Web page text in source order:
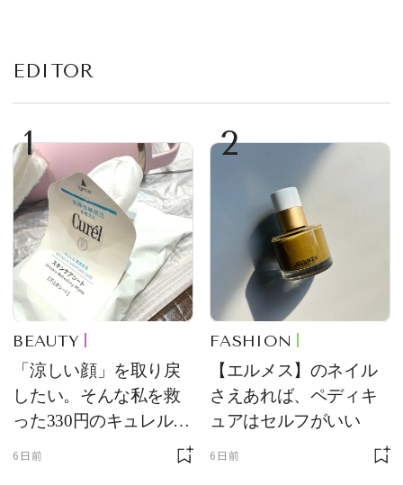
EDITOR
1
BEAUTY
「涼しい顔」を取り戻
したい。そんな私を救
った330円のキュレル名
6日前
2
FASHION
【エルメス】のネイル
さえあれば、ペディキ
ュアはセルフがいい
6日前